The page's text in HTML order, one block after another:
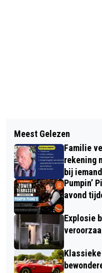
LA JEUNESSE
ZOEKT
UIT DE REGIO
WAALWIJK
Meest Gelezen
Familie
rekening
bij
Pumpin’
avond
Explosie
Klassieke